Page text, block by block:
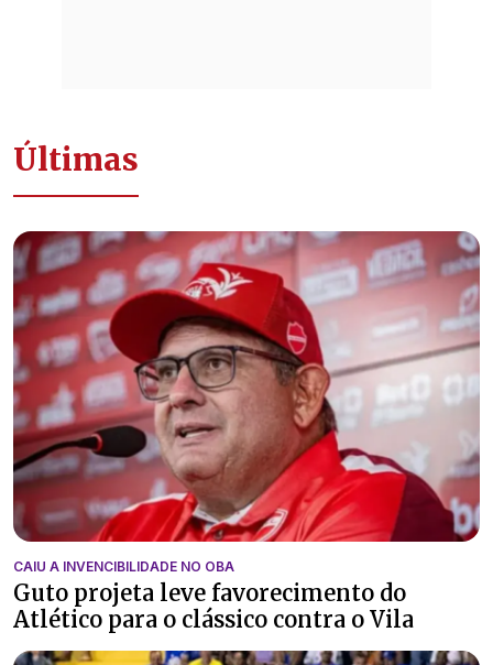
Últimas
CAIU A INVENCIBILIDADE NO OBA
Guto projeta leve favorecimento do
Atlético para o clássico contra o Vila